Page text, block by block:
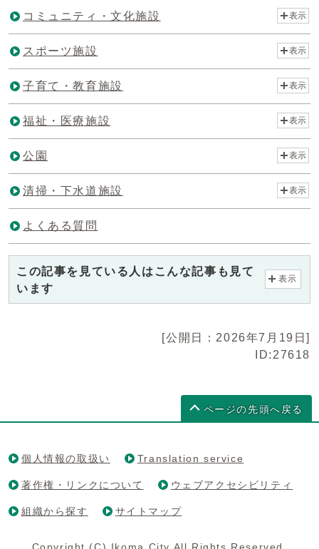
コミュニティ・文化施設 表示
スポーツ施設 表示
子育て・教育施設 表示
福祉・医療施設 表示
公園 表示
清掃・下水道施設 表示
よくある質問
この記事を見ている人はこんな記事も見て
います
表示
[公開日：2026年7月19日]
ID:27618
ページの先頭へ戻る
個人情報の取扱い Translation service
著作権・リンクについて ウェブアクセシビリティ
組織から探す サイトマップ